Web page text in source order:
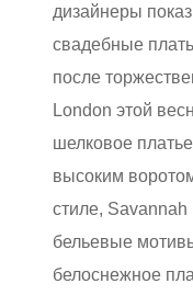
дизайнеры
свадебные
после
London этой
шелковое
высоким
стиле, Savannah
бельевые
белоснежное